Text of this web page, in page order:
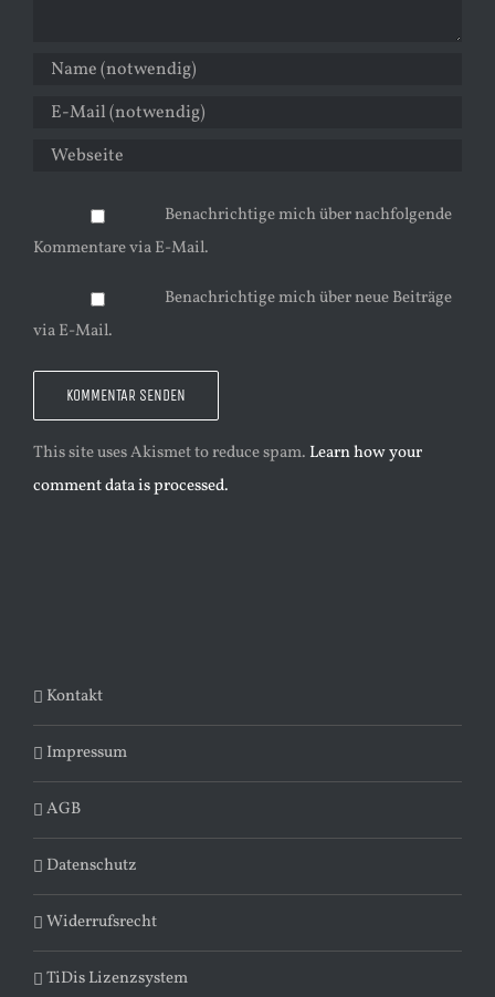
Benachrichtige mich über nachfolgende
Kommentare via E-Mail.
Benachrichtige mich über neue Beiträge
via E-Mail.
This site uses Akismet to reduce spam. Learn how your
comment data is processed.
Kontakt
Impressum
AGB
Datenschutz
Widerrufsrecht
TiDis Lizenzsystem